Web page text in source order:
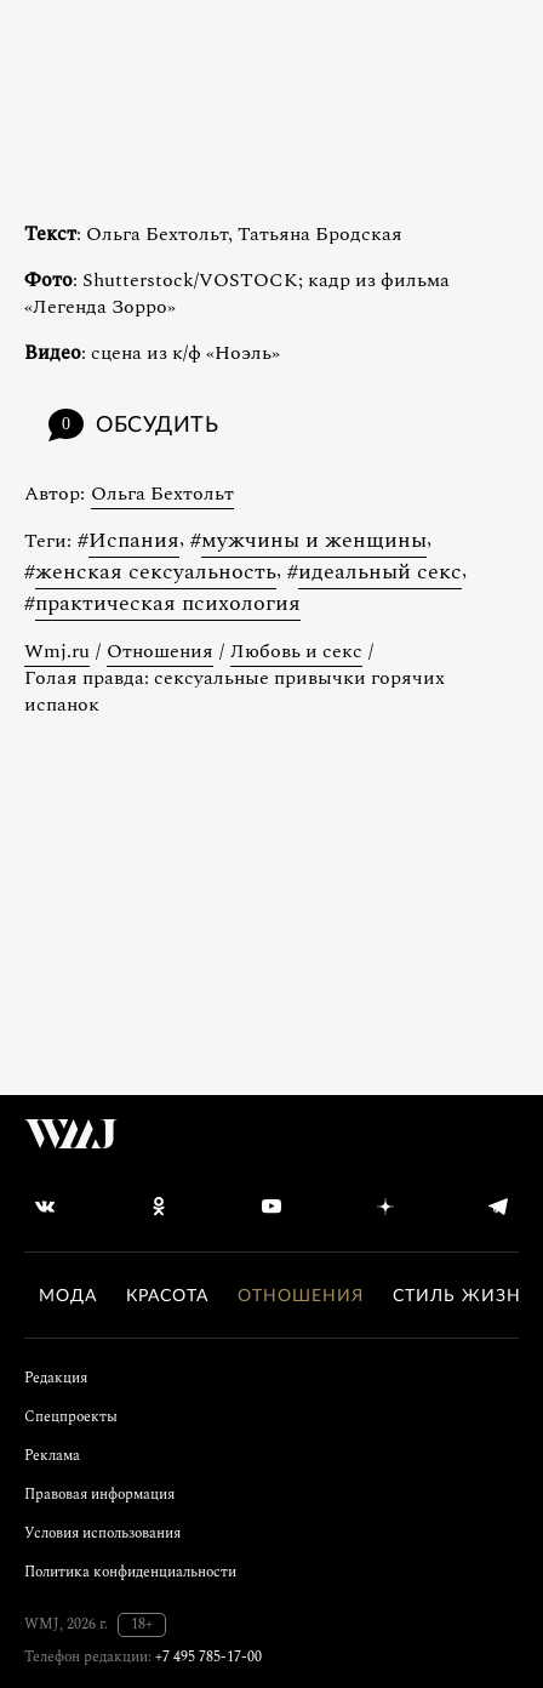
Текст: Ольга Бехтольт, Татьяна Бродская
Фото: Shutterstock/VOSTOCK; кадр из фильма
«Легенда Зорро»
Видео: сцена из к/ф «Ноэль»
0 ОБСУДИТЬ
Автор: Ольга Бехтольт
Теги: #Испания, #мужчины и женщины,
#женская сексуальность, #идеальный секс,
#практическая психология
Wmj.ru / Отношения / Любовь и секс /
Голая правда: сексуальные привычки горячих
испанок
МОДА КРАСОТА ОТНОШЕНИЯ СТИЛЬ ЖИЗНИ
Редакция
Спецпроекты
Реклама
Правовая информация
Условия использования
Политика конфиденциальности
WMJ, 2026 г.
18+
Телефон редакции: +7 495 785-17-00